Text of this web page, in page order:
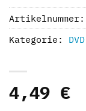
4,49 €
Artikelnummer:
Kategorie: